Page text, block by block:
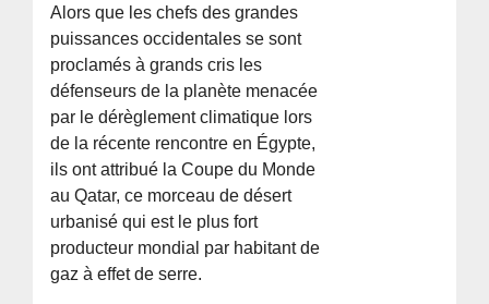
Alors que les chefs des grandes
puissances occidentales se sont
proclamés à grands cris les
défenseurs de la planète menacée
par le dérèglement climatique lors
de la récente rencontre en Égypte,
ils ont attribué la Coupe du Monde
au Qatar, ce morceau de désert
urbanisé qui est le plus fort
producteur mondial par habitant de
gaz à effet de serre.